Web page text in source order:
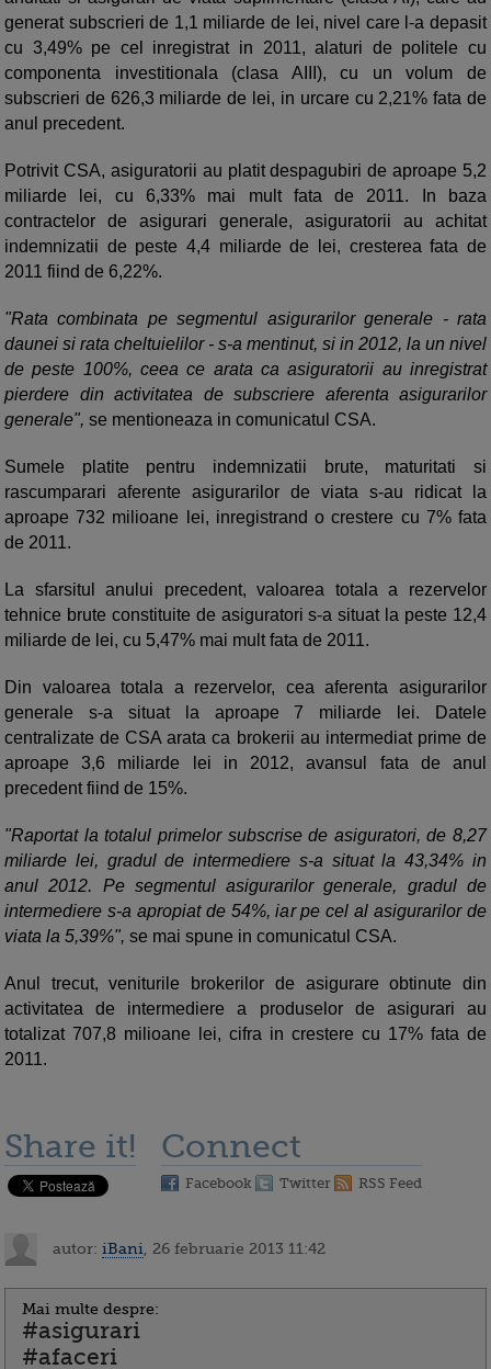
generat subscrieri de 1,1 miliarde de lei, nivel care l-a depasit
cu 3,49% pe cel inregistrat in 2011, alaturi de politele cu
componenta investitionala (clasa AIII), cu un volum de
subscrieri de 626,3 miliarde de lei, in urcare cu 2,21% fata de
anul precedent.
Potrivit CSA, asiguratorii au platit despagubiri de aproape 5,2
miliarde lei, cu 6,33% mai mult fata de 2011. In baza
contractelor de asigurari generale, asiguratorii au achitat
indemnizatii de peste 4,4 miliarde de lei, cresterea fata de
2011 fiind de 6,22%.
"Rata combinata pe segmentul asigurarilor generale - rata
daunei si rata cheltuielilor - s-a mentinut, si in 2012, la un nivel
de peste 100%, ceea ce arata ca asiguratorii au inregistrat
pierdere din activitatea de subscriere aferenta asigurarilor
generale", se mentioneaza in comunicatul CSA.
Sumele platite pentru indemnizatii brute, maturitati si
rascumparari aferente asigurarilor de viata s-au ridicat la
aproape 732 milioane lei, inregistrand o crestere cu 7% fata
de 2011.
La sfarsitul anului precedent, valoarea totala a rezervelor
tehnice brute constituite de asiguratori s-a situat la peste 12,4
miliarde de lei, cu 5,47% mai mult fata de 2011.
Din valoarea totala a rezervelor, cea aferenta asigurarilor
generale s-a situat la aproape 7 miliarde lei. Datele
centralizate de CSA arata ca brokerii au intermediat prime de
aproape 3,6 miliarde lei in 2012, avansul fata de anul
precedent fiind de 15%.
"Raportat la totalul primelor subscrise de asiguratori, de 8,27
miliarde lei, gradul de intermediere s-a situat la 43,34% in
anul 2012. Pe segmentul asigurarilor generale, gradul de
intermediere s-a apropiat de 54%, iar pe cel al asigurarilor de
viata la 5,39%", se mai spune in comunicatul CSA.
Anul trecut, veniturile brokerilor de asigurare obtinute din
activitatea de intermediere a produselor de asigurari au
totalizat 707,8 milioane lei, cifra in crestere cu 17% fata de
2011.
Share it! Connect
Facebook Twitter RSS Feed
autor: iBani , 26 februarie 2013 11:42
Mai multe despre:
#asigurari
#afaceri